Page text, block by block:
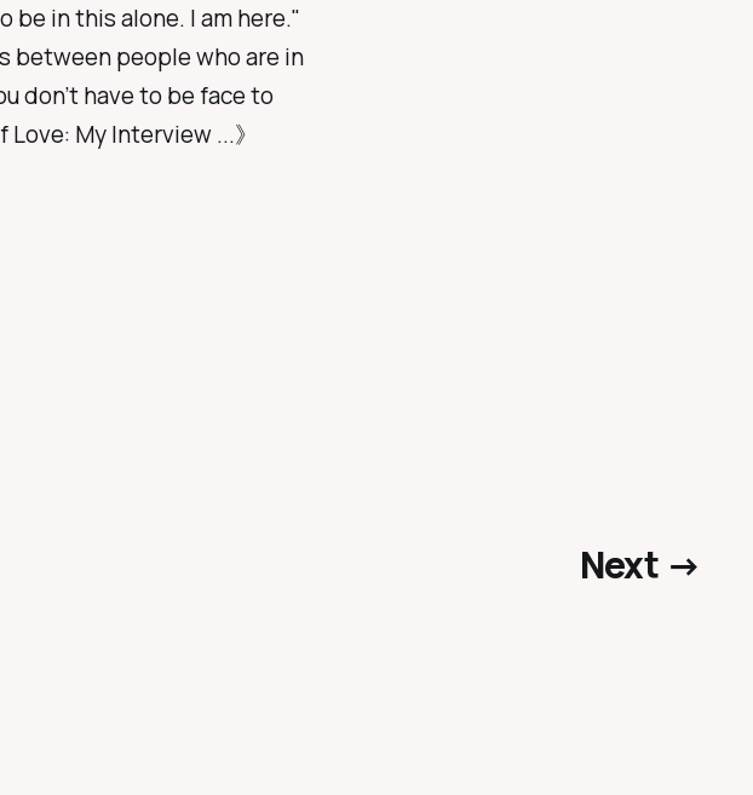
be in this alone. I am here."
between people who are in
don’t have to be face to
My Interview ...》
Next →